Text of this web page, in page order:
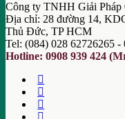
Công ty TNHH Giải Pháp
Địa chỉ: 28 đường 14,
Thủ Đức, TP HCM
Tel: (084) 028 62726265 -
Hotline: 0908 939 424